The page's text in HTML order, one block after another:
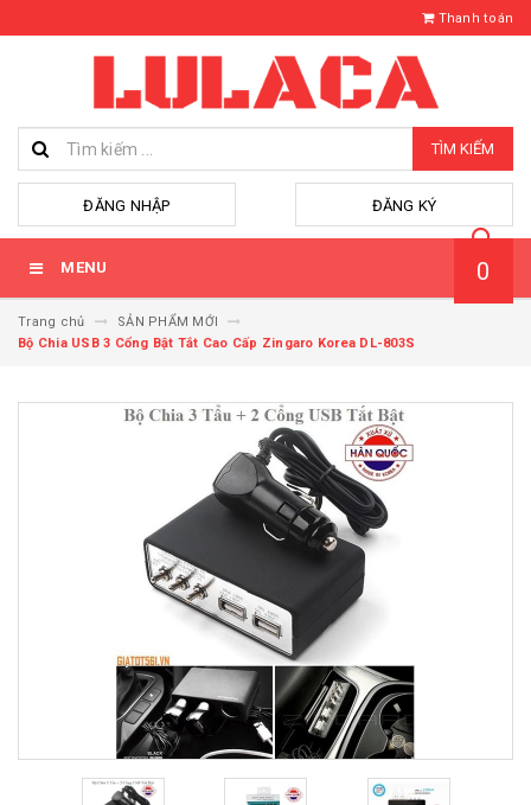
Thanh toán
TÌM KIẾM
ĐĂNG NHẬP ĐĂNG KÝ
MENU 0
Trang chủ
SẢN PHẨM MỚI
Bộ Chia USB 3 Cổng Bật Tắt Cao Cấp Zingaro Korea DL-803S